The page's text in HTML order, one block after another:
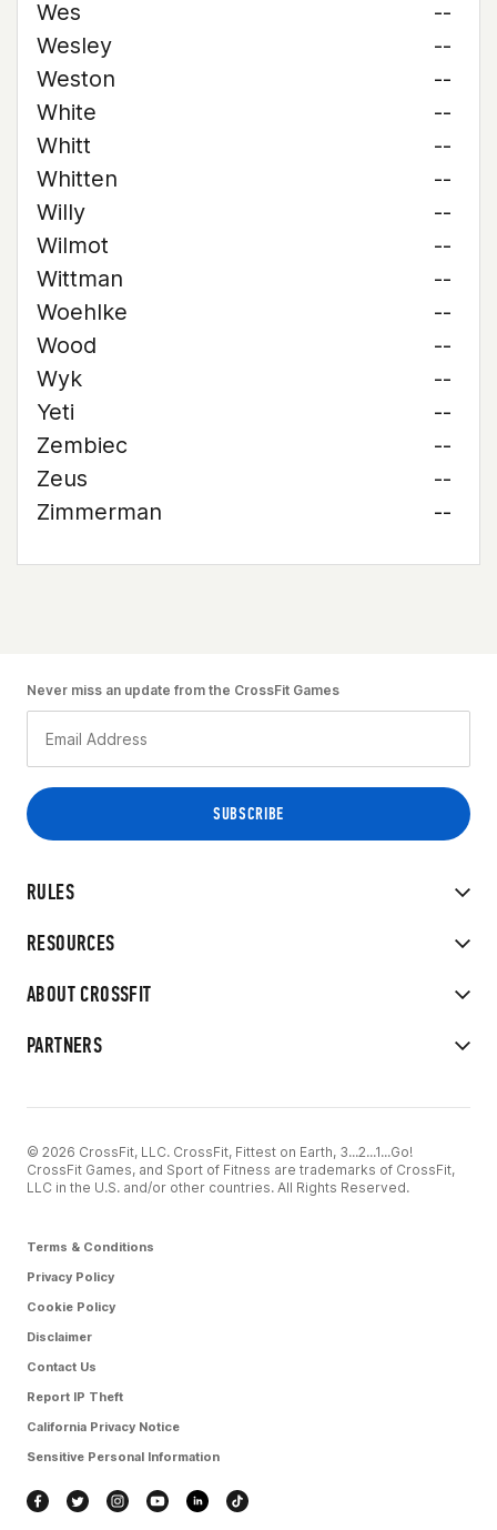
Wes
--
Wesley
--
Weston
--
White
--
Whitt
--
Whitten
--
Willy
--
Wilmot
--
Wittman
--
Woehlke
--
Wood
--
Wyk
--
Yeti
--
Zembiec
--
Zeus
--
Zimmerman
--
RULES
RESOURCES
ABOUT CROSSFIT
PARTNERS
Never miss an update from the CrossFit Games
© 2026 CrossFit, LLC. CrossFit, Fittest on Earth, 3...2...1...Go!
CrossFit Games, and Sport of Fitness are trademarks of CrossFit,
LLC in the U.S. and/or other countries. All Rights Reserved.
Terms & Conditions
Privacy Policy
Cookie Policy
Disclaimer
Contact Us
Report IP Theft
California Privacy Notice
Sensitive Personal Information